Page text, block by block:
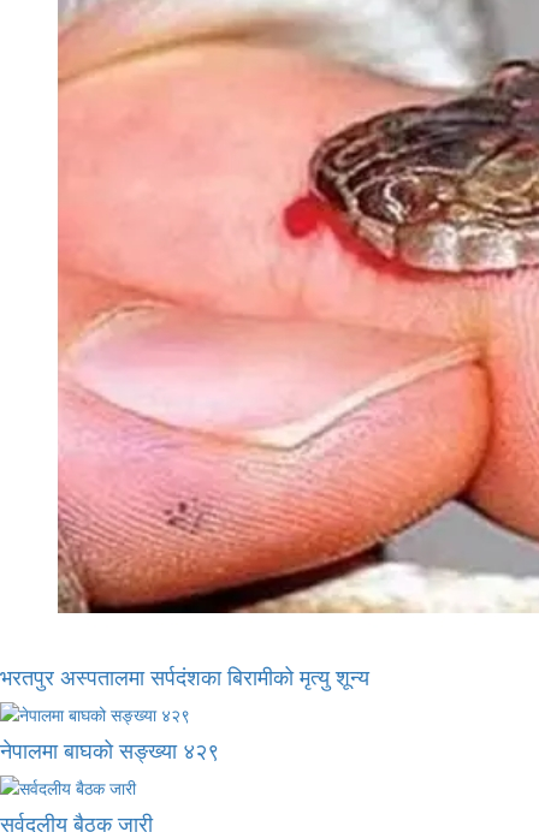
भरतपुर अस्पतालमा सर्पदंशका बिरामीको मृत्यु शून्य
नेपालमा बाघको सङ्ख्या ४२९
सर्वदलीय बैठक जारी